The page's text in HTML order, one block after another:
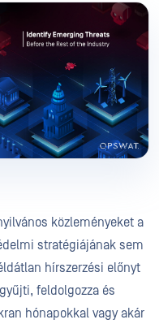
közleményeket a
stratégiájának sem
hírszerzési előnyt
feldolgozza és
hónapokkal vagy akár